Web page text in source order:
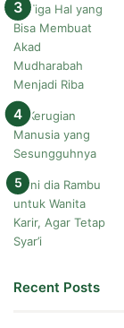
Recent Posts